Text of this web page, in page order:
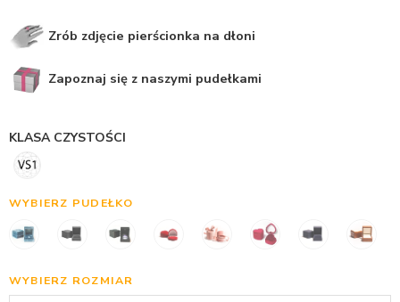
Zrób zdjęcie pierścionka na dłoni
Zapoznaj się z naszymi pudełkami
KLASA CZYSTOŚCI
WYBIERZ PUDEŁKO
WYBIERZ ROZMIAR